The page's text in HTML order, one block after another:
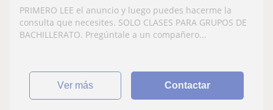
PRIMERO LEE el anuncio y luego puedes hacerme la
consulta que necesites. SOLO CLASES PARA GRUPOS DE
BACHILLERATO. Pregúntale a un compañero...
ver más Contactar